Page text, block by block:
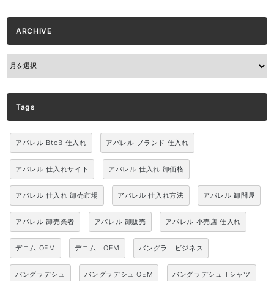
ARCHIVE
ARCHIVE
Tags
アパレル BtoB 仕入れ アパレル ブランド 仕入れ
アパレル 仕入れサイト アパレル 仕入れ 卸価格
アパレル 仕入れ 卸売市場 アパレル 仕入れ方法 アパレル 卸問屋
アパレル 卸売業者 アパレル 卸販売 アパレル 小売店 仕入れ
デニム OEM デニム OEM バングラ ビジネス
バングラデシュ バングラデシュ OEM バングラデシュ Tシャツ